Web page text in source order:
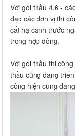
Với gói thầu 4.6 -
đạo các đơn vị thi
cất hạ cánh trước
trong hợp đồng.
Với gói thầu thi
thầu cũng đang
công hiện cũng